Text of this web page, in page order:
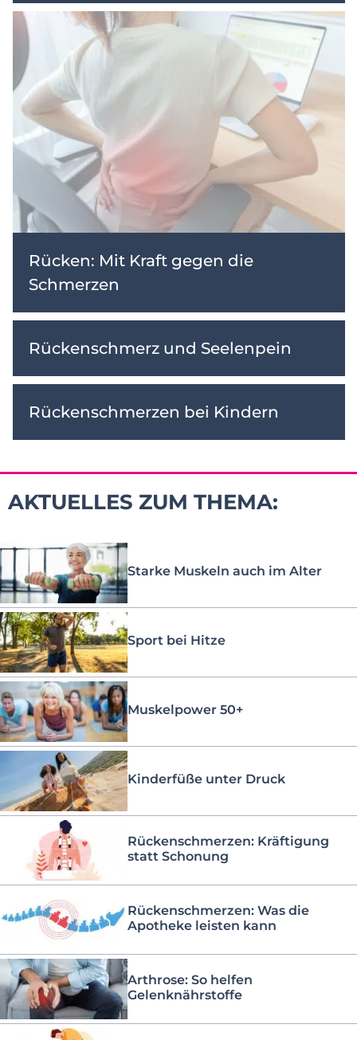
Rücken: Mit Kraft gegen die
Schmerzen
Rückenschmerz und Seelenpein
Rückenschmerzen bei Kindern
AKTUELLES ZUM THEMA:
Starke Muskeln auch im Alter
Sport bei Hitze
Muskelpower 50+
Kinderfüße unter Druck
Rückenschmerzen: Kräftigung
statt Schonung
Rückenschmerzen: Was die
Apotheke leisten kann
Arthrose: So helfen
Gelenknährstoffe